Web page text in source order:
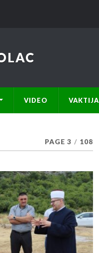
VIDEO VAKTIJA
PAGE 3 / 108